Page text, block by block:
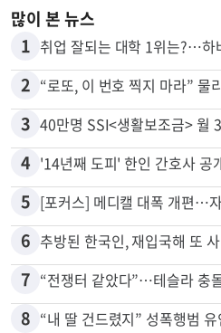
많이 본 뉴스
1 취업 잘되는 대학 1위는?…하
2 “로또, 이 번호 찍지 마라” 물
3 40만명 SSI<생활보조금> 월
4 '14년째 도피' 한인 간호사
5 [포커스] 메디캘 대폭 개편…
6 추방된 한국인, 재입국해 또
7 “전쟁터 같았다”…테슬라 충
8